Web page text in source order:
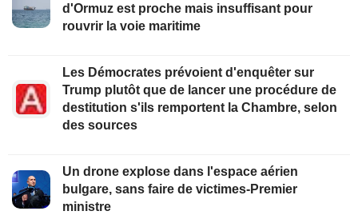
d'Ormuz est proche mais insuffisant pour
rouvrir la voie maritime
Les Démocrates prévoient d'enquêter sur
Trump plutôt que de lancer une procédure de
destitution s'ils remportent la Chambre, selon
des sources
Un drone explose dans l'espace aérien
bulgare, sans faire de victimes-Premier
ministre